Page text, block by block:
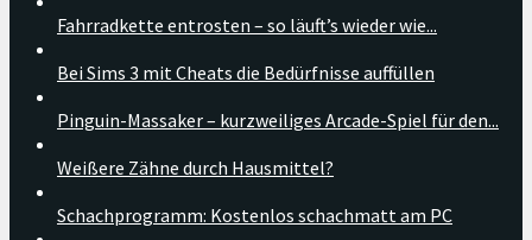
Fahrradkette entrosten – so läuft’s wieder wie...
Bei Sims 3 mit Cheats die Bedürfnisse auffüllen
Pinguin-Massaker – kurzweiliges Arcade-Spiel für den...
Weißere Zähne durch Hausmittel?
Schachprogramm: Kostenlos schachmatt am PC